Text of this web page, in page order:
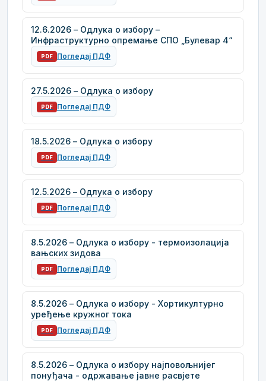
12.6.2026 – Одлука о избору –
Инфраструктурно опремање СПО „Булевар 4“
PDF Погледај ПДФ
27.5.2026 – Одлука о избору
PDF Погледај ПДФ
18.5.2026 – Одлука о избору
PDF Погледај ПДФ
12.5.2026 – Одлука о избору
PDF Погледај ПДФ
8.5.2026 – Одлука о избору - термоизолација
вањских зидова
PDF Погледај ПДФ
8.5.2026 – Одлука о избору - Хортикултурно
уређење кружног тока
PDF Погледај ПДФ
8.5.2026 – Одлука о избору најповољнијег
понуђача - одржавање јавне расвјете